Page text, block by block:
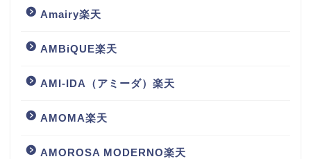
Amairy楽天
AMBiQUE楽天
AMI-IDA（アミーダ）楽天
AMOMA楽天
AMOROSA MODERNO楽天